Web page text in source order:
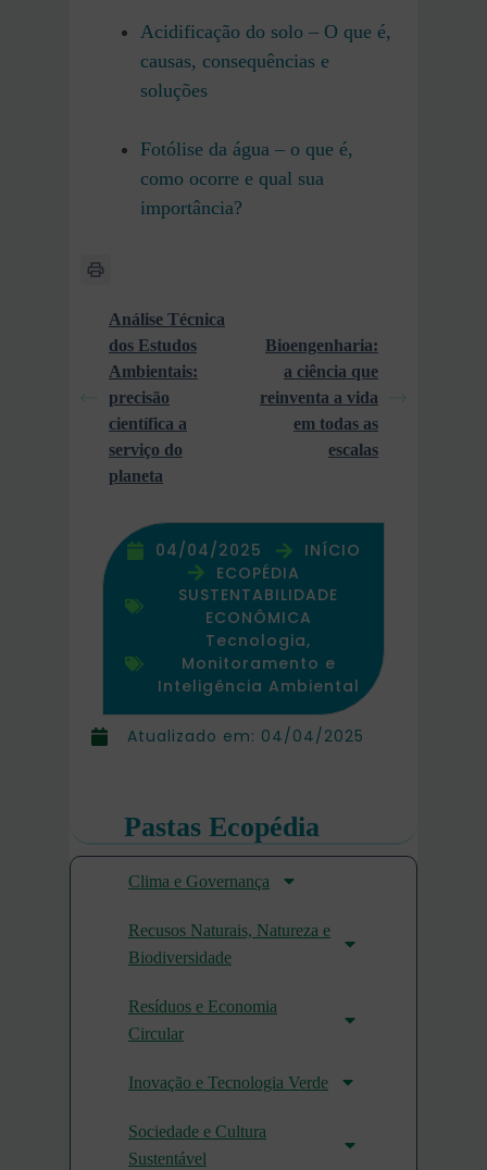
Atualizado em: 04/04/2025
Acidificação do solo – O que é,
causas, consequências e
soluções
Fotólise da água – o que é,
como ocorre e qual sua
importância?
Análise Técnica
dos Estudos
Ambientais:
precisão
científica a
serviço do
planeta
Bioengenharia:
a ciência que
reinventa a vida
em todas as
escalas
04/04/2025
INÍCIO
ECOPÉDIA
SUSTENTABILIDADE
ECONÔMICA
Tecnologia,
Monitoramento e
Inteligência Ambiental
Pastas Ecopédia
Clima e Governança
Recusos Naturais, Natureza e
Biodiversidade
Resíduos e Economia
Circular
Inovação e Tecnologia Verde
Sociedade e Cultura
Sustentável